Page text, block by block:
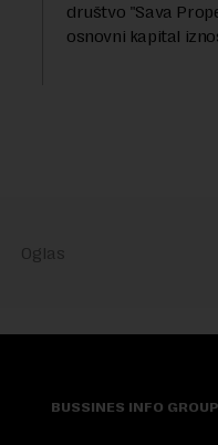
društvo "Sava
osnovni kapital
BUSSINES INFO GROUP